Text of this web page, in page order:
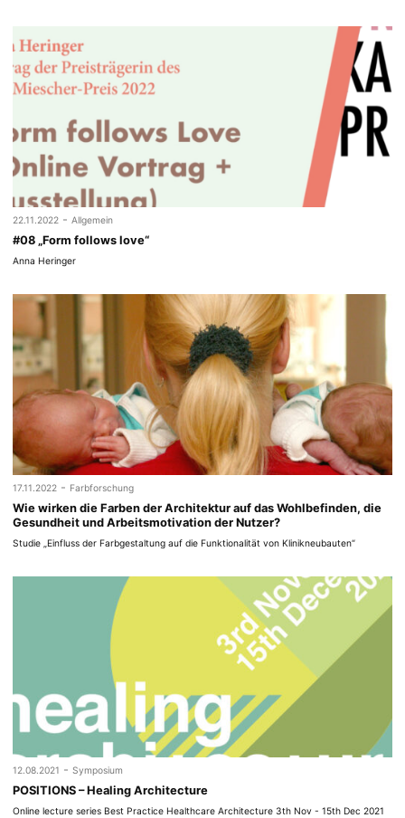
22.11.2022 - Allgemein
#08 „Form follows love“
Anna Heringer
17.11.2022 - Farbforschung
Wie wirken die Farben der Architektur auf das Wohlbefinden, die
Gesundheit und Arbeitsmotivation der Nutzer?
Studie „Einfluss der Farbgestaltung auf die Funktionalität von Klinikneubauten“
12.08.2021 - Symposium
POSITIONS – Healing Architecture
Online lecture series Best Practice Healthcare Architecture 3th Nov - 15th Dec 2021